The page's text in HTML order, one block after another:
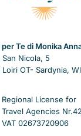
Te di Monika
San Nicola, 5
OT- Sardynia,
Regional License for
Travel Agencies
VAT 02673720906